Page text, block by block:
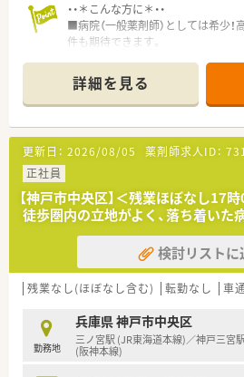
■近隣店舗との掛け持ち勤務を通じ
れ、薬剤師としての対応力を総合的
■薬剤師だけでなく栄養士や調剤ア
から患者様の健康を支える業務にも
・・＊こんな方に＊・・
■病院（一般薬剤師）としては希少
件も期待できます。
病院未経験の方やブランクのある
ます。
■18時終了で残業少なめ！お仕事帰
習い事も可能です♪
・・＊病院の特徴＊・・
的な病院です。
■最寄駅からすぐの好立地で通勤も
■2013年・2016年と二度にわたり増
も明るくキレイな環境です。
・・＊業務内容＊・・
■関節関連の手術がメイン（年間
調剤、指導、監査、払い出し、持参
薬処理がメインで複雑な業務は発
■退院された後はグループ又は提携
詳細を見る
更新日： 2026/08/05 薬剤師求人ID：
正社員
【神戸市中央区】＜残業ほぼなし17
徒歩圏内の立地がよく、落ち着いた
検討リストに
残業なし(ほぼなし含む) 転勤なし 車
勤務地
兵庫県 神戸市中央区
三ノ宮駅 (JR東海道本線)／神戸三宮
(阪神本線)